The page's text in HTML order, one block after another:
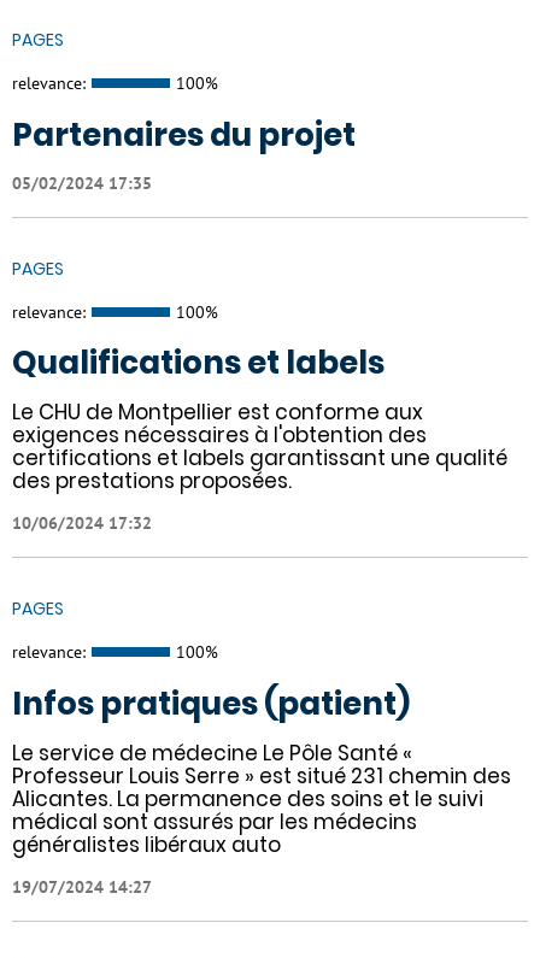
PAGES
relevance: 100%
Partenaires du projet
05/02/2024 17:35
PAGES
relevance: 100%
Qualifications et labels
Le CHU de Montpellier est conforme aux
exigences nécessaires à l'obtention des
certifications et labels garantissant une qualité
des prestations proposées.
10/06/2024 17:32
PAGES
relevance: 100%
Infos pratiques (patient)
Le service de médecine Le Pôle Santé «
Professeur Louis Serre » est situé 231 chemin des
Alicantes. La permanence des soins et le suivi
médical sont assurés par les médecins
généralistes libéraux auto
19/07/2024 14:27